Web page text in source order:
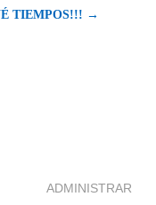
TIEMPOS!!! →
ADMINISTRAR